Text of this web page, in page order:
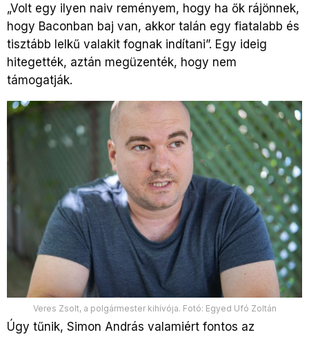
„Volt egy ilyen naiv reményem, hogy ha ők rájönnek,
hogy Baconban baj van, akkor talán egy fiatalabb és
tisztább lelkű valakit fognak indítani”. Egy ideig
hitegették, aztán megüzenték, hogy nem
támogatják.
Veres Zsolt, a polgármester kihívója. Fotó: Egyed Ufó Zoltán
Úgy tűnik, Simon András valamiért fontos az